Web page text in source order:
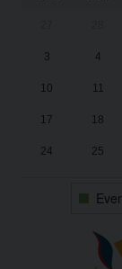
3 4
10 11
17 18
24 25